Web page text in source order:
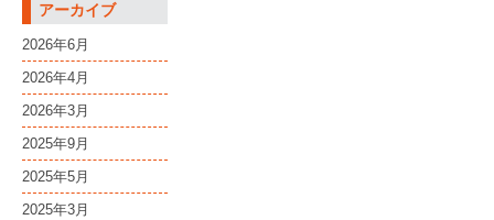
アーカイブ
2026年6月
2026年4月
2026年3月
2025年9月
2025年5月
2025年3月